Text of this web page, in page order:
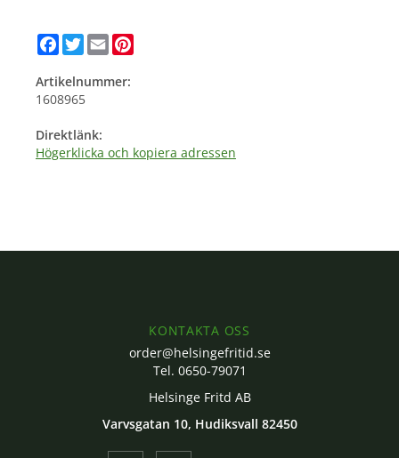
Facebook
Twitter
Email
Artikelnummer:
1608965
Direktlänk:
Högerklicka och kopiera adressen
KONTAKTA OSS
order@helsingefritid.se
Tel. 0650-79071
Helsinge Fritd AB
Varvsgatan 10, Hudiksvall 82450